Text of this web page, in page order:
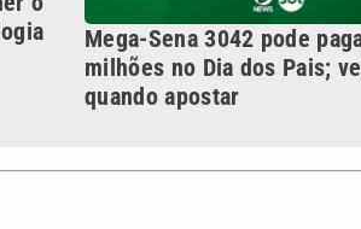
Esportes
Polícia Política